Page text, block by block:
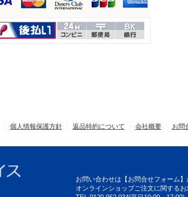
個人情報保護方針 返品特約について 会社概要 お問
お問い合わせは【お問合せフォーム
オンラインショップご注文に関する